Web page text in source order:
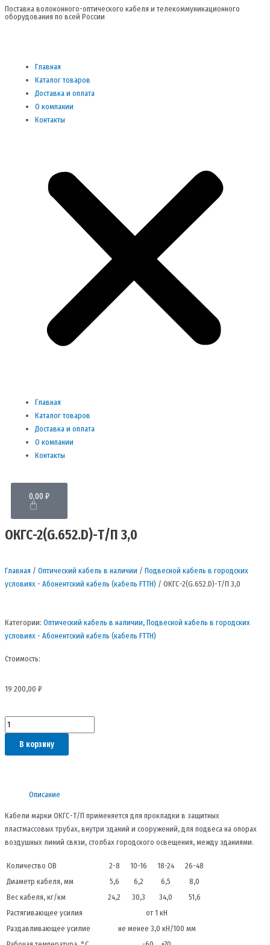
Перейти
к
Поставка волоконного-оптического кабеля и телекоммуникационного
оборудования по всей России
Главная
Каталог товаров
Доставка и оплата
О компании
Контакты
Главная
Каталог товаров
Доставка и оплата
О компании
Контакты
0,00 ₽
Cart
ОКГС-2(G.652.D)-Т/П 3,0
Главная / Оптический кабель в наличии / Подвесной кабель в городских
условиях - Абонентский кабель (кабель FTTH) / ОКГС-2(G.652.D)-Т/П 3,0
Категории: Оптический кабель в наличии,Подвесной кабель в городских
условиях - Абонентский кабель (кабель FTTH)
Стоимость:
19 200,00 ₽
Количество
товара
ОКГС-2(G.652.D)-
В корзину
Описание
Кабели марки ОКГС-Т/П применяется для прокладки в защитных
пластмассовых трубах, внутри зданий и сооружений, для подвеса на опорах
воздушных линий связи, столбах городского освещения, между зданиями.
Количество ОВ 2-8 10-16 18-24
26-48
Диаметр кабеля, мм
5,6 6,2 6,5
8,0
Вес кабеля, кг/км
24,2 30,3 34,0
51,6
Растягивающее усилия
от 1 кН
Раздавливающее усилие
не менее 3,0 кН/100 мм